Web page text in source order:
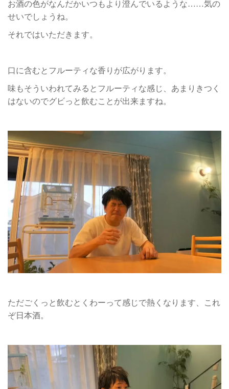
お酒の色がなんだかいつもより澄んでいるような……気の
せいでしょうね。
それではいただきます。
口に含むとフルーティな香りが広がります。
味もそういわれてみるとフルーティな感じ、あまりきつく
はないのでグビっと飲むことが出来ますね。
ただごくっと飲むとくわーって感じで熱くなります、これ
ぞ日本酒。